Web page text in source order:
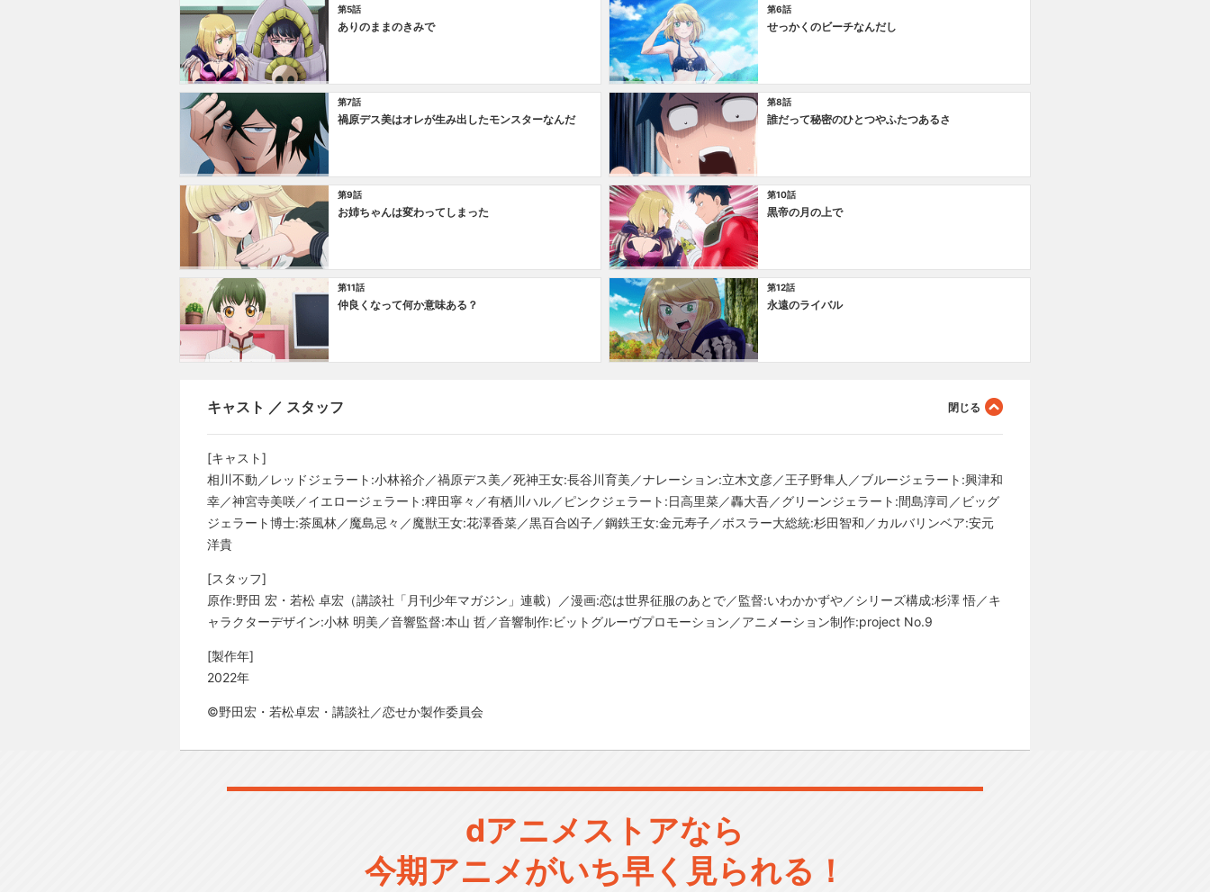
第5話
ありのままのきみで
第6話
せっかくのビーチなんだし
第7話
禍原デス美はオレが生み出したモンスターなんだ
第8話
誰だって秘密のひとつやふたつあるさ
第9話
お姉ちゃんは変わってしまった
第10話
黒帝の月の上で
第11話
仲良くなって何か意味ある？
第12話
永遠のライバル
キャスト ／ スタッフ
[キャスト]
相川不動／レッドジェラート:⼩林裕介／禍原デス美／死神王⼥:⻑⾕川育美／ナレーション:立木文彦／王⼦野隼⼈／ブルージェラート:興津和
幸／神宮寺美咲／イエロージェラート:稗⽥寧々／有栖川ハル／ピンクジェラート:⽇⾼⾥菜／轟⼤吾／グリーンジェラート:間島淳司／ビッグ
ジェラート博⼠:茶⾵林／魔島忌々／魔獣王女:花澤香菜／黒百合凶子／鋼鉄王女:金元寿子／ボスラー⼤総統:杉⽥智和／カルバリンベア:安元
洋貴
[スタッフ]
原作:野田 宏・若松 卓宏（講談社「月刊少年マガジン」連載）／漫画:恋は世界征服のあとで／監督:いわかかずや／シリーズ構成:杉澤 悟／キ
ャラクターデザイン:小林 明美／音響監督:本山 哲／音響制作:ビットグルーヴプロモーション／アニメーション制作:project No.9
[製作年]
2022年
©野田宏・若松卓宏・講談社／恋せか製作委員会
dアニメストアなら
今期アニメがいち早く見られる！